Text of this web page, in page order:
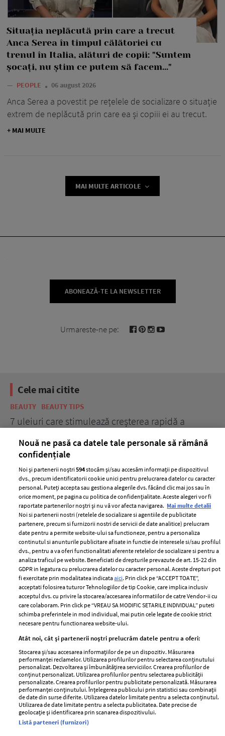
Situația neplăcută prin care a trecut
Anca Serea în timpul călătoriei cu
trenul în Italia, alături de copii: "Suntem
șocați, nu știm ce putem să facem..."
— PEOPLE 06 august 2026
Anca Serea a povestit pe rețelele de socializare o situație
extrem de neplăcută prin care ea și copiii ei au trecut.
+ MAI MULTE
MAI MULTE ARTICOLE
ABONEAZĂ-TE LA NEWSLETTER
Urmareste-ne pe:
Cele mai citite
BEAUTY BEAUTY TIPS
7 uleiuri care stimulează creșterea rapidă a
ELLE Style Awards
2024
Despre ELLE
Romania
Contact
Abonamente
Termeni si conditii
Politica de
confidențialitate
Politica de cookies
Publicitate
GSP
Unica
Baby
Retete
femei
Viva
Avantaje
Retete practice
Pariază responsabil! Decizia ONJN nr. 821/25.09.2025.
Jocurile de noroc sunt interzise minorilor.
Nouă ne pasă ca datele tale personale să rămână
confidențiale
Noi și partenerii noștri594stocăm și/sau accesăm informații pe dispozitivul
dvs., precum identificatorii cookie unici pentru prelucrarea datelor cu caracter
personal. Puteți accepta sau gestiona alegerile dvs. făcând clic mai jos sau în
orice moment, pe pagina cu politica de confidențialitate. Aceste alegeri vor fi
raportate partenerilor noștri și nu vă vor afecta navigarea. Mai multe detalii
Noi si partenerii nostri (retelele de socializare si agentiile de publicitate
partenere, precum si furnizorii nostri de servicii de date analitice) prelucram
date pentru a permite website-ului sa functioneze, pentru a personaliza
continutul si anunturile publicitare afisate in functie de interesele si/sau profilul
dvs., pentru a va oferi functionalitati aferente retelelor de socializare si pentru a
analiza traficul pe website. Beneficiati de drepturile prevazute de art. 15-22 din
GDPR in legatura cu prelucrarea datelor cu caracter personal. Aceste drepturi pot
fi exercitate prin modalitatea indicataaici. Prin click pe “ACCEPT TOATE”,
acceptati folosirea tuturor Tehnologiilor de tip Cookie, care implica inclusiv
acceptul dvs. cu privire la stocarea/accesarea informatiilor de catre Vendor-ii cu
care colaboram. Prin click pe “VREAU SA MODIFIC SETARILE INDIVIDUAL” puteti
schimba preferintele in mod individual, mai putin cele legate de cookie strict
necesare pentru functionarea website-ului.
Atât noi, cât și partenerii noștri prelucrăm datele pentru a oferi:
Stocarea și/sau accesarea informațiilor de pe un dispozitiv. Măsurarea
performanței reclamelor. Utilizarea profilurilor pentru selectarea conținutului
personalizat. Dezvoltarea și îmbunătățirea serviciilor. Crearea profilurilor de
conținut personalizat. Utilizarea profilurilor pentru selectarea publicității
personalizate. Crearea profilurilor pentru publicitate personalizată. Măsurarea
performanței conținutului. Înțelegerea publicului prin statistici sau combinații
de date din surse diferite. Utilizarea datelor limitate pentru a selecta conținutul.
Utilizarea de date limitate pentru a selecta publicitatea. Date precise de
geolocație și identificarea prin scanarea dispozitivului.
Listă parteneri (furnizori)